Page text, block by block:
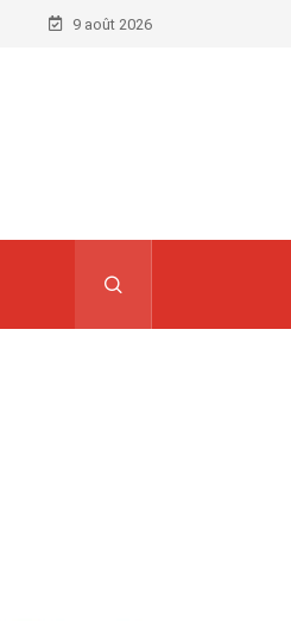
9 août 2026